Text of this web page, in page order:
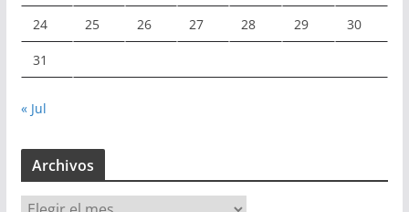
24 25 26 27 28 29 30
31
« Jul
Archivos